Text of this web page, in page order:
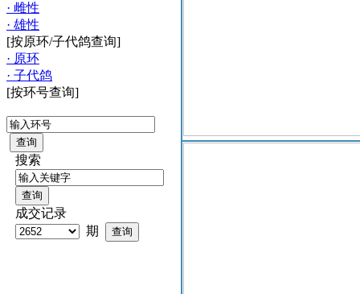
· 雌性
· 雄性
[按原环/子代鸽查询]
· 原环
· 子代鸽
[按环号查询]
搜索
成交记录
期